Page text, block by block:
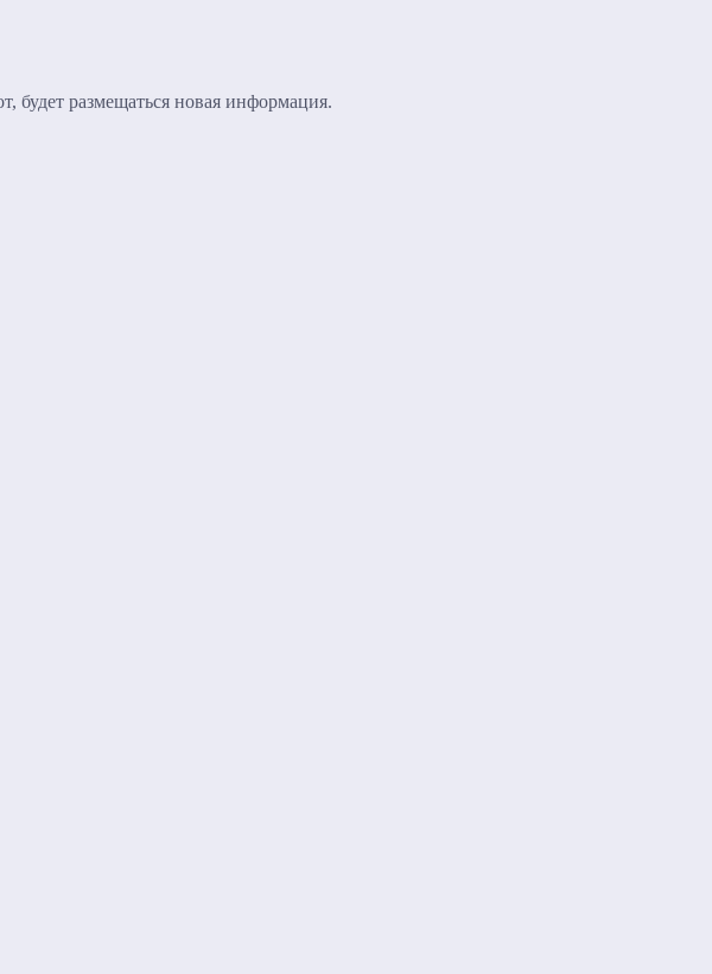
будет размещаться новая информация.